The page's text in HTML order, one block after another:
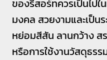
ของรีสอร์ทควรเป็นไป
มงคล สวยงามและเป็น
หย่อมสีสัน ลานกว้าง ส
หรือการใช้งานวัสดุธร